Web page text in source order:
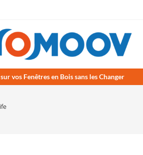
vos Fenêtres en Bois sans les Changer